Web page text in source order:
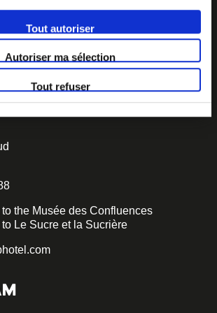
Tout autoriser
Autoriser ma sélection
Tout refuser
your own MOB HOTEL and belong
just write to us and tell us about your
you how to become MOB.
the Musée des Confluences
Le Sucre et la Sucrière